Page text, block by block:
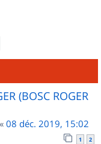
(BOSC ROGER
« 08 déc. 2019, 15:02
1 2